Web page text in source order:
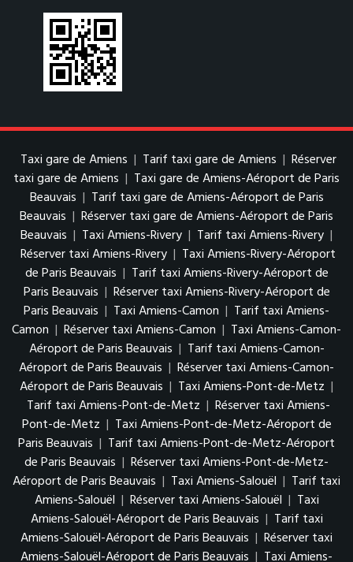
Taxi gare de Amiens | Tarif taxi gare de Amiens | Réserver
taxi gare de Amiens | Taxi gare de Amiens-Aéroport de Paris
Beauvais | Tarif taxi gare de Amiens-Aéroport de Paris
Beauvais | Réserver taxi gare de Amiens-Aéroport de Paris
Beauvais | Taxi Amiens-Rivery | Tarif taxi Amiens-Rivery |
Réserver taxi Amiens-Rivery | Taxi Amiens-Rivery-Aéroport
de Paris Beauvais | Tarif taxi Amiens-Rivery-Aéroport de
Paris Beauvais | Réserver taxi Amiens-Rivery-Aéroport de
Paris Beauvais | Taxi Amiens-Camon | Tarif taxi Amiens-
Camon | Réserver taxi Amiens-Camon | Taxi Amiens-Camon-
Aéroport de Paris Beauvais | Tarif taxi Amiens-Camon-
Aéroport de Paris Beauvais | Réserver taxi Amiens-Camon-
Aéroport de Paris Beauvais | Taxi Amiens-Pont-de-Metz |
Tarif taxi Amiens-Pont-de-Metz | Réserver taxi Amiens-
Pont-de-Metz | Taxi Amiens-Pont-de-Metz-Aéroport de
Paris Beauvais | Tarif taxi Amiens-Pont-de-Metz-Aéroport
de Paris Beauvais | Réserver taxi Amiens-Pont-de-Metz-
Aéroport de Paris Beauvais | Taxi Amiens-Salouël | Tarif taxi
Amiens-Salouël | Réserver taxi Amiens-Salouël | Taxi
Amiens-Salouël-Aéroport de Paris Beauvais | Tarif taxi
Amiens-Salouël-Aéroport de Paris Beauvais | Réserver taxi
Amiens-Salouël-Aéroport de Paris Beauvais | Taxi Amiens-